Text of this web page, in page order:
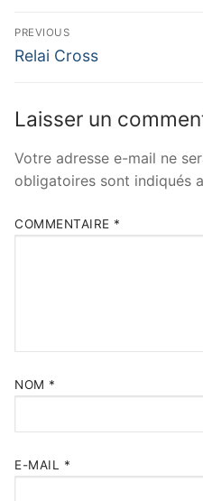
Navigation
de
PREVIOUS
Previous
Relai Cross
Laisser un
Votre adresse e-mail ne
obligatoires sont indiqués
COMMENTAIRE *
NOM *
E-MAIL *